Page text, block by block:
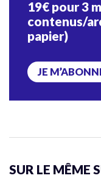
19€ pour 3
contenus/
papier)
JE
SUR LE MÊME